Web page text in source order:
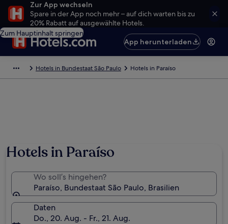
Zur App wechseln
Spare in der App noch mehr – auf dich warten bis zu
20% Rabatt auf ausgewählte Hotels.
Zum Hauptinhalt springen
App herunterladen
Hotels in Bundestaat São Paulo Hotels in Paraíso
Hotels in Paraíso
Wo soll’s hingehen?
Paraíso, Bundestaat São Paulo, Brasilien
Daten
Do., 20. Aug. - Fr., 21. Aug.